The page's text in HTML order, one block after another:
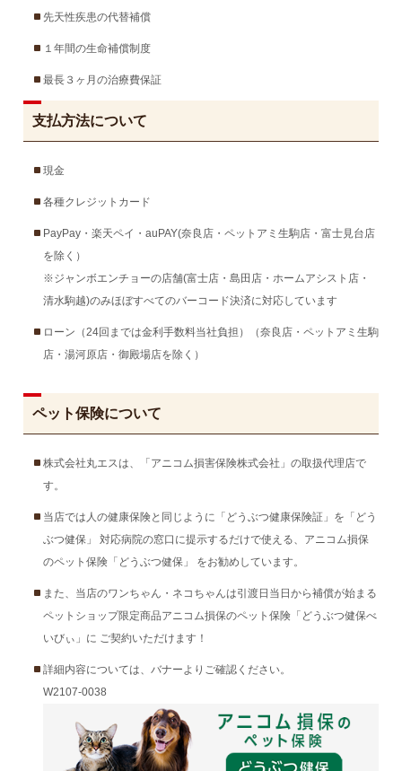
先天性疾患の代替補償
１年間の生命補償制度
最長３ヶ月の治療費保証
支払方法について
現金
各種クレジットカード
PayPay・楽天ペイ・auPAY(奈良店・ペットアミ生駒店・富士見台店
を除く）
※ジャンボエンチョーの店舗(富士店・島田店・ホームアシスト店・
清水駒越)のみほぼすべてのバーコード決済に対応しています
ローン（24回までは金利手数料当社負担）（奈良店・ペットアミ生駒
店・湯河原店・御殿場店を除く）
ペット保険について
株式会社丸エスは、「アニコム損害保険株式会社」の取扱代理店で
す。
当店では人の健康保険と同じように「どうぶつ健康保険証」を「どう
ぶつ健保」 対応病院の窓口に提示するだけで使える、アニコム損保
のペット保険「どうぶつ健保」 をお勧めしています。
また、当店のワンちゃん・ネコちゃんは引渡日当日から補償が始まる
ペットショップ限定商品アニコム損保のペット保険「どうぶつ健保べ
いびぃ」に ご契約いただけます！
詳細内容については、バナーよりご確認ください。
W2107-0038